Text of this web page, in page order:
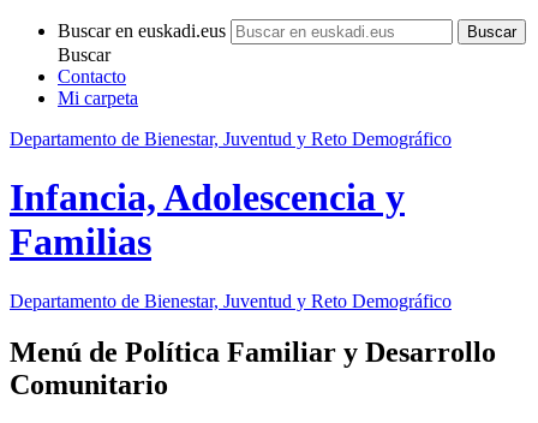
Buscar en euskadi.eus
Buscar
Contacto
Mi carpeta
Departamento de Bienestar, Juventud y Reto Demográfico
Infancia, Adolescencia y
Familias
Departamento de Bienestar, Juventud y Reto Demográfico
Menú de Política Familiar y Desarrollo
Comunitario